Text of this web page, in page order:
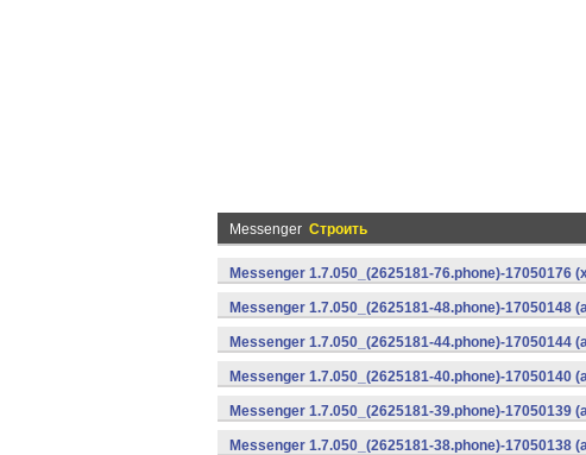
Messenger Строить
Messenger 1.7.050_(2625181-76.phone)-17050176
Messenger 1.7.050_(2625181-48.phone)-17050148
Messenger 1.7.050_(2625181-44.phone)-17050144
Messenger 1.7.050_(2625181-40.phone)-17050140
Messenger 1.7.050_(2625181-39.phone)-17050139
Messenger 1.7.050_(2625181-38.phone)-17050138